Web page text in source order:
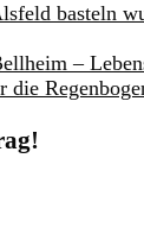
basteln
–
die